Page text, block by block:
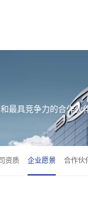
最具竞争力的合作伙
资质 企业愿景 合作伙